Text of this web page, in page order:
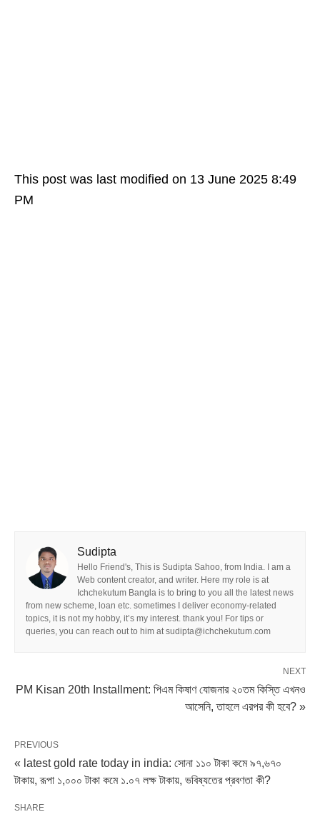
This post was last modified on 13 June 2025 8:49
PM
Sudipta
Hello Friend's, This is Sudipta Sahoo, from India. I am a
Web content creator, and writer. Here my role is at
Ichchekutum Bangla is to bring to you all the latest news
from new scheme, loan etc. sometimes I deliver economy-related
topics, it is not my hobby, it’s my interest. thank you! For tips or
queries, you can reach out to him at sudipta@ichchekutum.com
NEXT
PM Kisan 20th Installment: পিএম কিষাণ যোজনার ২০তম কিস্তি এখনও
আসেনি, তাহলে এরপর কী হবে? »
PREVIOUS
« latest gold rate today in india: সোনা ১১০ টাকা কমে ৯৭,৬৭০
টাকায়, রূপা ১,০০০ টাকা কমে ১.০৭ লক্ষ টাকায়, ভবিষ্যতের প্রবণতা কী?
SHARE